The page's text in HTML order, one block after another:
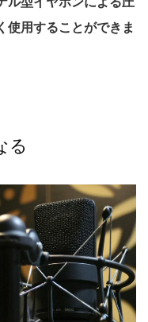
使用することができま
る